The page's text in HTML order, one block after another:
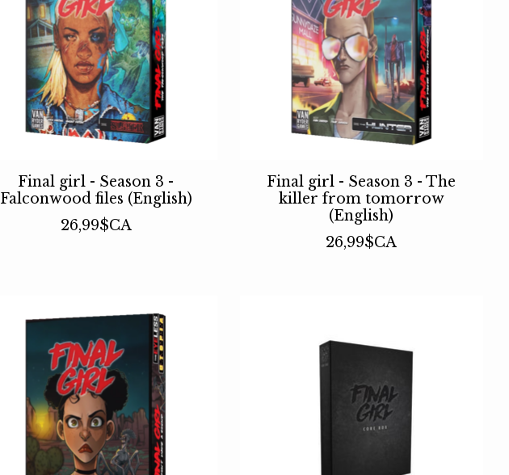
Final girl - Season 3 -
Falconwood files (English)
26,99$CA
Final girl - Season 3 - The
killer from tomorrow
(English)
26,99$CA